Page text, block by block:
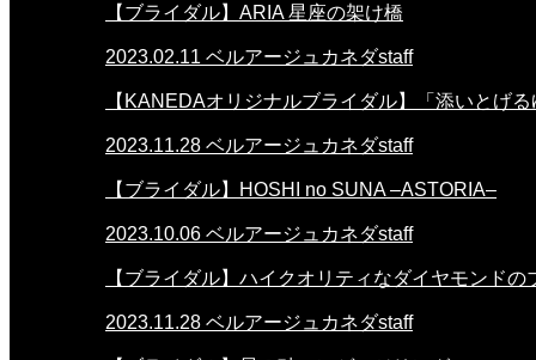
【ブライダル】ARIA 星座の架け橋
2023.02.11 ベルアージュカネダstaff
【KANEDAオリジナルブライダル】「添いとげる
2023.11.28 ベルアージュカネダstaff
【ブライダル】HOSHI no SUNA –ASTORIA–
2023.10.06 ベルアージュカネダstaff
【ブライダル】ハイクオリティなダイヤモンドの
2023.11.28 ベルアージュカネダstaff